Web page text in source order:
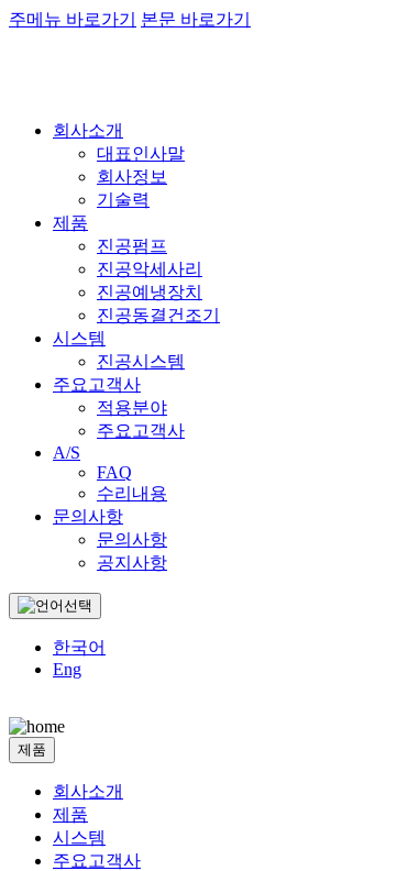
주메뉴 바로가기 본문 바로가기
회사소개
대표인사말
회사정보
기술력
제품
진공펌프
진공악세사리
진공예냉장치
진공동결건조기
시스템
진공시스템
주요고객사
적용분야
주요고객사
A/S
FAQ
수리내용
문의사항
문의사항
공지사항
한국어
Eng
제품
회사소개
제품
시스템
주요고객사